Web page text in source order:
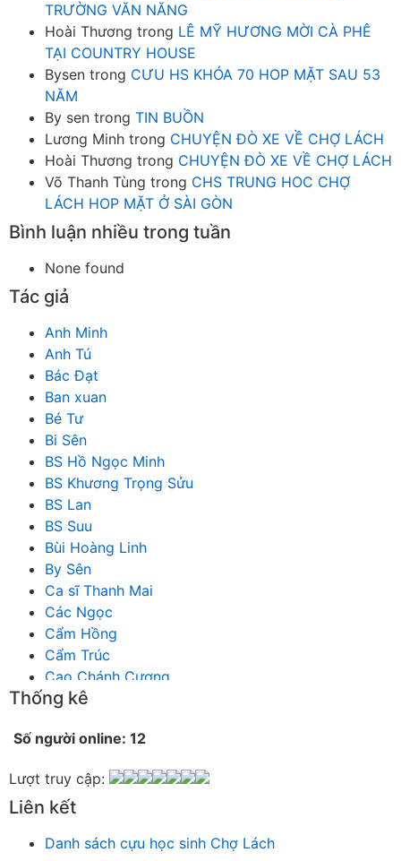
TRƯỜNG VĂN NĂNG
Hoài Thương trong LÊ MỸ HƯƠNG MỜI CÀ PHÊ
TẠI COUNTRY HOUSE
Bysen trong CƯU HS KHÓA 70 HOP MẶT SAU 53
NĂM
By sen trong TIN BUỒN
Lương Minh trong CHUYỆN ĐÒ XE VỀ CHỢ LÁCH
Hoài Thương trong CHUYỆN ĐÒ XE VỀ CHỢ LÁCH
Võ Thanh Tùng trong CHS TRUNG HOC CHỢ
LÁCH HOP MẶT Ở SÀI GÒN
Bình luận nhiều trong tuần
None found
Tác giả
Anh Minh
Anh Tú
Bác Đạt
Ban xuan
Bé Tư
Bi Sên
BS Hồ Ngọc Minh
BS Khương Trọng Sửu
BS Lan
BS Suu
Bùi Hoàng Linh
By Sên
Ca sĩ Thanh Mai
Các Ngọc
Cẩm Hồng
Cẩm Trúc
Cao Chánh Cương
Cao Nhật Quyên
Chích Chị
Chu Trầm Nguyên Minh
Cò Bằng
Công Bình
Thống kê
Số người online: 12
Lượt truy cập:
Liên kết
Danh sách cựu học sinh Chợ Lách